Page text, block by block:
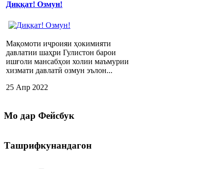
Диққат! Озмун!
Мақомоти иҷроияи ҳокимияти
давлатии шаҳри Гулистон барои
ишғоли мансабҳои холии маъмурии
хизмати давлатӣ озмун эълон...
25 Апр 2022
Мо дар Фейсбук
Ташрифкунандагон